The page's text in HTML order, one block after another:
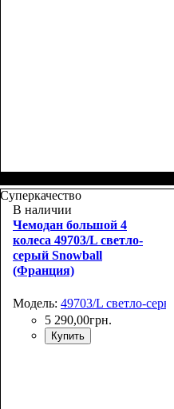
55х39х20+5
Суперкачество
В наличии
Чемодан большой 4
колеса 49703/L светло-
серый Snowball
(Франция)
Модель: 49703/L светло-серый
5 290,00грн.
Купить